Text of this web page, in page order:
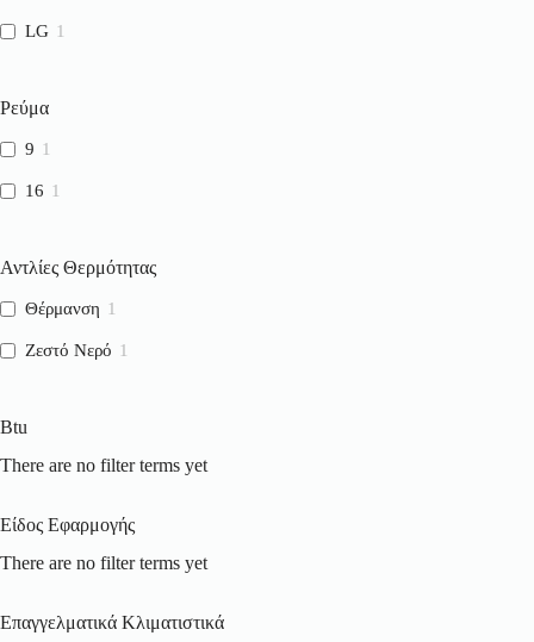
LG 1
Ρεύμα
9 1
16 1
Αντλίες Θερμότητας
Θέρμανση 1
Ζεστό Νερό 1
Btu
There are no filter terms yet
Είδος Εφαρμογής
There are no filter terms yet
Επαγγελματικά Κλιματιστικά